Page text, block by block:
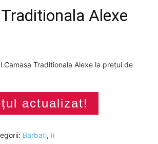
Alexe
Camasa Traditionala Alexe la prețul de
actualizat!
Barbati, Ii